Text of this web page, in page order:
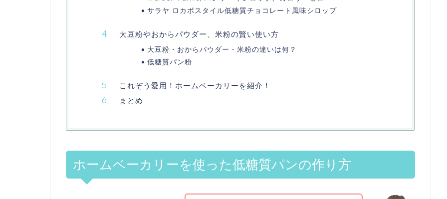
サラヤ ロカボスタイル低糖質チョコレート風味シロップ
大豆粉やおからパウダー、米粉の賢い使い方
大豆粉・おからパウダー・米粉の違いは何？
低糖質パン粉
これぞう愛用！ホームベーカリーを紹介！
まとめ
ホームベーカリーを使った低糖質パンの作り方